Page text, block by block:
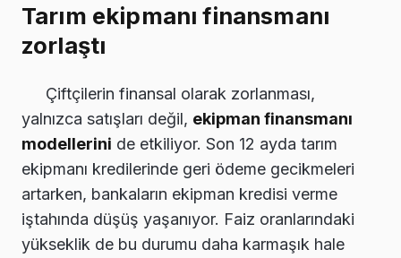
Tarım ekipmanı finansmanı
zorlaştı
Çiftçilerin finansal olarak zorlanması,
yalnızca satışları değil, ekipman finansmanı
modellerini de etkiliyor. Son 12 ayda tarım
ekipmanı kredilerinde geri ödeme gecikmeleri
artarken, bankaların ekipman kredisi verme
iştahında düşüş yaşanıyor. Faiz oranlarındaki
yükseklik de bu durumu daha karmaşık hale